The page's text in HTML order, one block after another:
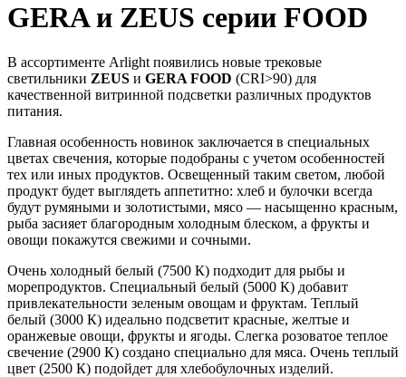
GERA и ZEUS серии FOOD
В ассортименте Arlight появились новые трековые
светильники ZEUS и GERA FOOD (CRI>90) для
качественной витринной подсветки различных продуктов
питания.
Главная особенность новинок заключается в специальных
цветах свечения, которые подобраны с учетом особенностей
тех или иных продуктов. Освещенный таким светом, любой
продукт будет выглядеть аппетитно: хлеб и булочки всегда
будут румяными и золотистыми, мясо — насыщенно красным,
рыба засияет благородным холодным блеском, а фрукты и
овощи покажутся свежими и сочными.
Очень холодный белый (7500 К) подходит для рыбы и
морепродуктов. Специальный белый (5000 К) добавит
привлекательности зеленым овощам и фруктам. Теплый
белый (3000 К) идеально подсветит красные, желтые и
оранжевые овощи, фрукты и ягоды. Слегка розоватое теплое
свечение (2900 К) создано специально для мяса. Очень теплый
цвет (2500 К) подойдет для хлебобулочных изделий.